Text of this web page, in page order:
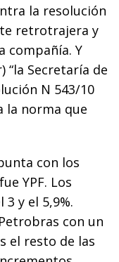
la resolución
retrotrajera y
compañía. Y
“la Secretaría de
N 543/10
la norma que
con los
YPF. Los
y el 5,9%.
con un
el resto de las